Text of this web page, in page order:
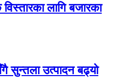
लागि बजारका
सुन्तला उत्पादन बढ्यो